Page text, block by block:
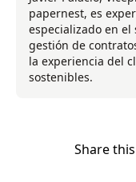
papernest, es
especializado en
gestión de
la experiencia del
sostenibles.
Share